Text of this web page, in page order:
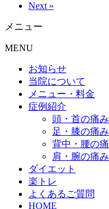
Next »
メニュー
MENU
お知らせ
当院について
メニュー・料金
症例紹介
頭・首の痛み
足・膝の痛み
背中・腰の
肩・腕の痛み
ダイエット
楽トレ
よくあるご質問
HOME